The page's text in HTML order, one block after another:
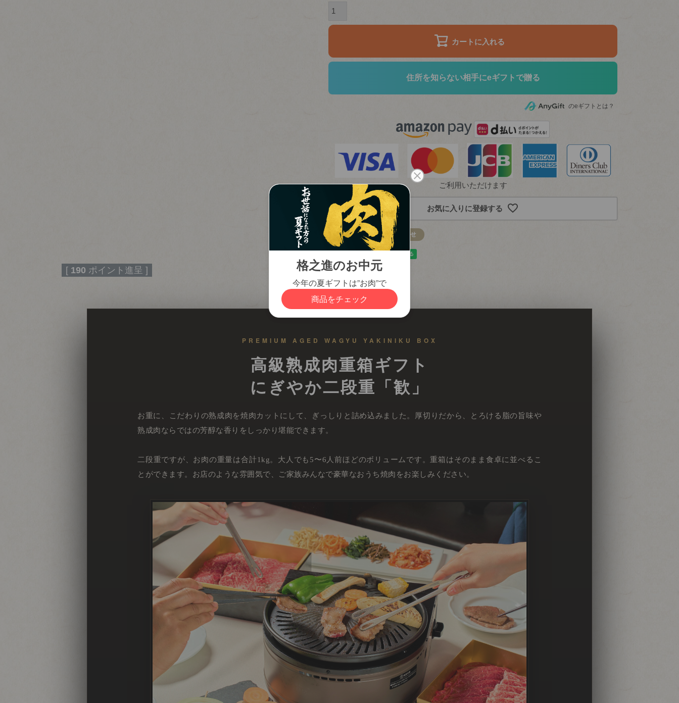
close
のしの指定
(必
須)
カートに入れる
カートに入れる
住所を知らない相手にeギフトで贈る
のeギフトとは？
ご利用いただけます
お気に入りに登録する
[ 190 ポイント進呈 ]
PREMIUM AGED WAGYU YAKINIKU BOX
高級熟成肉重箱ギフト
にぎやか二段重「歓」
お重に、こだわりの熟成肉を焼肉カットにして、ぎっしりと詰め込みました。厚切りだから、とろける脂の旨味や
熟成肉ならではの芳醇な香りをしっかり堪能できます。
二段重ですが、お肉の重量は合計1kg。大人でも5〜6人前ほどのボリュームです。重箱はそのまま食卓に並べるこ
とができます。お店のような雰囲気で、ご家族みんなで豪華なおうち焼肉をお楽しみください。